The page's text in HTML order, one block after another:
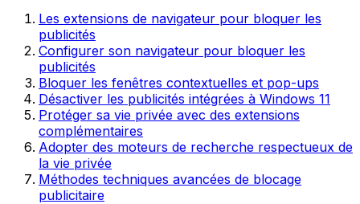
Les extensions de navigateur pour bloquer les
publicités
Configurer son navigateur pour bloquer les
publicités
Bloquer les fenêtres contextuelles et pop-ups
Désactiver les publicités intégrées à Windows 11
Protéger sa vie privée avec des extensions
complémentaires
Adopter des moteurs de recherche respectueux de
la vie privée
Méthodes techniques avancées de blocage
publicitaire